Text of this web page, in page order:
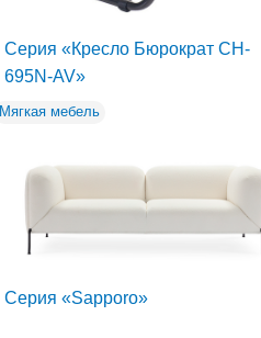
Серия «Кресло Бюрократ CH-
695N-AV»
Мягкая мебель
Серия «Sapporo»